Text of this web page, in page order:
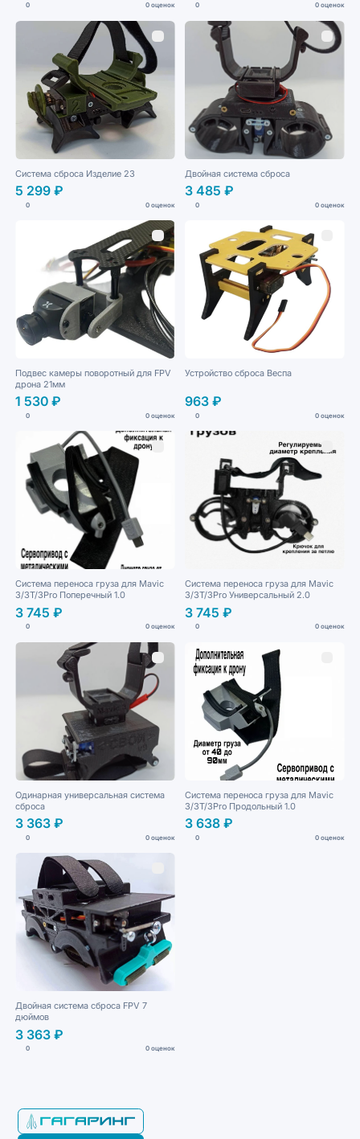
0 0 оценок 0 0 оценок
Система сброса Изделие 23
5 299 ₽
0 0 оценок
Двойная система сброса
3 485 ₽
0 0 оценок
Подвес камеры поворотный для FPV
дрона 21мм
1 530 ₽
0 0 оценок
Устройство сброса Веспа
963 ₽
0 0 оценок
Система переноса груза для Mavic
3/3T/3Pro Поперечный 1.0
3 745 ₽
0 0 оценок
Система переноса груза для Mavic
3/3T/3Pro Универсальный 2.0
3 745 ₽
0 0 оценок
Одинарная универсальная система
сброса
3 363 ₽
0 0 оценок
Система переноса груза для Mavic
3/3T/3Pro Продольный 1.0
3 638 ₽
0 0 оценок
Двойная система сброса FPV 7
дюймов
3 363 ₽
0 0 оценок